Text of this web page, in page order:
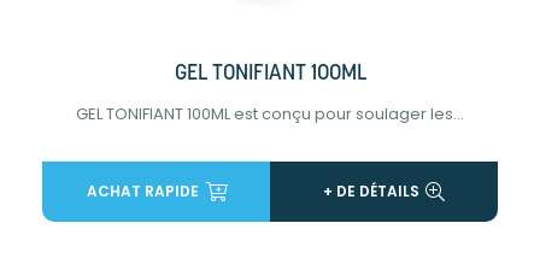
GEL TONIFIANT 100ML
GEL TONIFIANT 100ML est conçu pour soulager les...
ACHAT RAPIDE + DE DÉTAILS